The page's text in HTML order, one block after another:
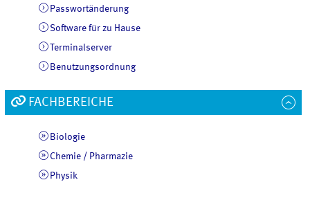
Passwortänderung
Software für zu Hause
Terminalserver
Benutzungsordnung
FACHBEREICHE
Biologie
Chemie / Pharmazie
Physik